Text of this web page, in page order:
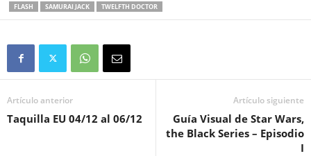
FLASH
SAMURAI JACK TWELFTH DOCTOR
Artículo anterior
Taquilla EU 04/12 al 06/12
Artículo siguiente
Guía Visual de Star Wars,
the Black Series – Episodio
I